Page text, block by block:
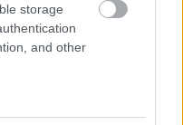
storage
and other
aGoogle hírekben